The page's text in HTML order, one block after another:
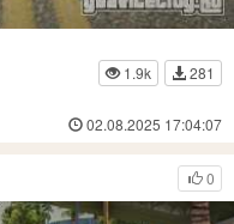
1.9k
281
02.08.2025 17:04:07
0